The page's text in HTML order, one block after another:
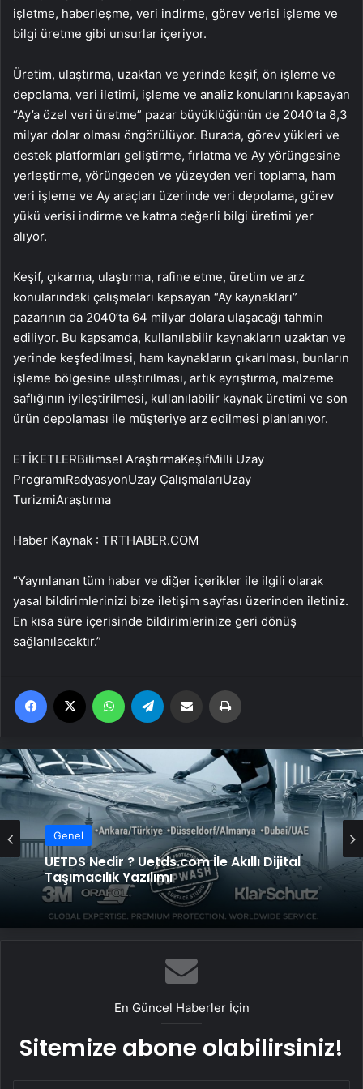
işletme, haberleşme, veri indirme, görev verisi işleme ve
bilgi üretme gibi unsurlar içeriyor.
Üretim, ulaştırma, uzaktan ve yerinde keşif, ön işleme ve
depolama, veri iletimi, işleme ve analiz konularını kapsayan
“Ay’a özel veri üretme” pazar büyüklüğünün de 2040’ta 8,3
milyar dolar olması öngörülüyor. Burada, görev yükleri ve
destek platformları geliştirme, fırlatma ve Ay yörüngesine
yerleştirme, yörüngeden ve yüzeyden veri toplama, ham
veri işleme ve Ay araçları üzerinde veri depolama, görev
yükü verisi indirme ve katma değerli bilgi üretimi yer
alıyor.
Keşif, çıkarma, ulaştırma, rafine etme, üretim ve arz
konularındaki çalışmaları kapsayan “Ay kaynakları”
pazarının da 2040’ta 64 milyar dolara ulaşacağı tahmin
ediliyor. Bu kapsamda, kullanılabilir kaynakların uzaktan ve
yerinde keşfedilmesi, ham kaynakların çıkarılması, bunların
işleme bölgesine ulaştırılması, artık ayrıştırma, malzeme
saflığının iyileştirilmesi, kullanılabilir kaynak üretimi ve son
ürün depolaması ile müşteriye arz edilmesi planlanıyor.
ETİKETLERBilimsel AraştırmaKeşifMilli Uzay
ProgramıRadyasyonUzay ÇalışmalarıUzay
TurizmiAraştırma
Haber Kaynak : TRTHABER.COM
“Yayınlanan tüm haber ve diğer içerikler ile ilgili olarak
yasal bildirimlerinizi bize iletişim sayfası üzerinden iletiniz.
En kısa süre içerisinde bildirimlerinize geri dönüş
sağlanılacaktır.”
Facebook WhatsApp Email'den paylaş
Genel
UETDS Nedir ? Uetds.com İle Akıllı Dijital
Taşımacılık Yazılımı
En Güncel Haberler İçin
Sitemize abone olabilirsiniz!